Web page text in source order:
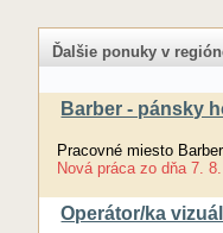
Ďalšie ponuky v
Barber - pánsky
Pracovné miesto
Nová práca zo dňa 7.
Operátor/ka